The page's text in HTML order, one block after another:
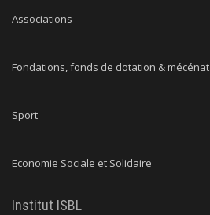
Associations
Fondations, fonds de dotation & mécénat
Sport
Economie Sociale et Solidaire
Institut ISBL